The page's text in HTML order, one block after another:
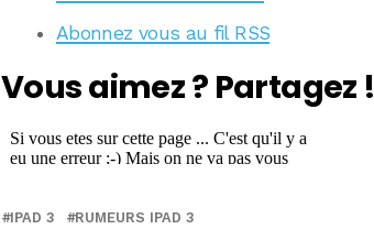
Abonnez vous au fil RSS
Vous aimez ? Partagez !
IPAD 3 RUMEURS IPAD 3